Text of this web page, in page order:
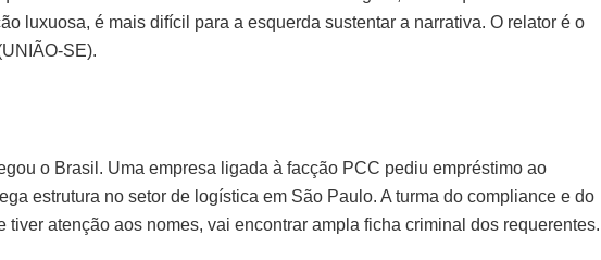
luxuosa, é mais difícil para a esquerda sustentar a narrativa. O relator é o
SE).
o Brasil. Uma empresa ligada à facção PCC pediu empréstimo ao
estrutura no setor de logística em São Paulo. A turma do compliance e do
tiver atenção aos nomes, vai encontrar ampla ficha criminal dos requerentes.